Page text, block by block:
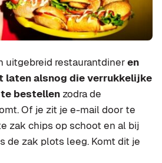
uitgebreid restaurantdineren
laten alsnog die verrukkelijke
bestellen zodra de
Of je zit je e-mail door te
zak chips op schoot en al bij
de zak plots leeg. Komt dit je